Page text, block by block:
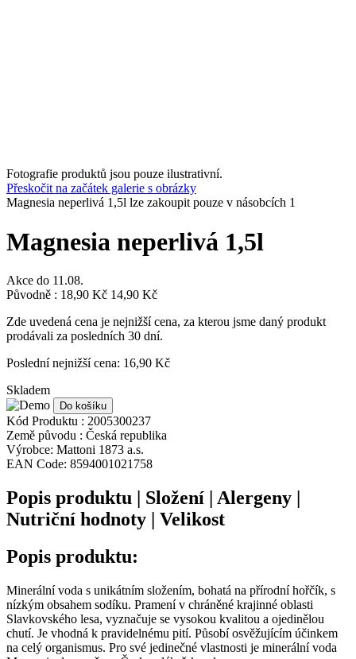
Fotografie produktů jsou pouze ilustrativní.
Přeskočit na začátek galerie s obrázky
Magnesia neperlivá 1,5l lze zakoupit pouze v násobcích 1
Magnesia neperlivá 1,5l
Akce do 11.08.
Původně : 18,90 Kč 14,90 Kč
Zde uvedená cena je nejnižší cena, za kterou jsme daný produkt
prodávali za posledních 30 dní.
Poslední nejnižší cena: 16,90 Kč
Skladem
Do košíku
Kód Produktu : 2005300237
Země původu : Česká republika
Výrobce: Mattoni 1873 a.s.
EAN Code: 8594001021758
Popis produktu | Složení | Alergeny |
Nutriční hodnoty | Velikost
Popis produktu:
Minerální voda s unikátním složením, bohatá na přírodní hořčík, s
nízkým obsahem sodíku. Pramení v chráněné krajinné oblasti
Slavkovského lesa, vyznačuje se vysokou kvalitou a ojedinělou
chutí. Je vhodná k pravidelnému pití. Působí osvěžujícím účinkem
na celý organismus. Pro své jedinečné vlastnosti je minerální voda